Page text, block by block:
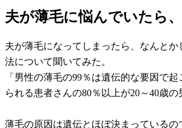
夫が薄毛に悩んでいたら
夫が薄毛になってしまったら、なんと
法について聞いてみた。
「男性の薄毛の99％は遺伝的な要因で
られる患者さんの80％以上が20～40歳
薄毛の原因は遺伝とほぼ決まっている